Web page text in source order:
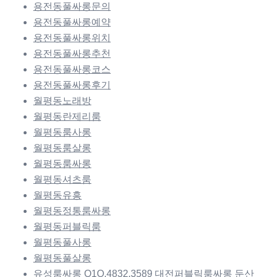
용전동풀싸롱문의
용전동풀싸롱예약
용전동풀싸롱위치
용전동풀싸롱추천
용전동풀싸롱코스
용전동풀싸롱후기
월평동노래방
월평동란제리룸
월평동룸사롱
월평동룸살롱
월평동룸싸롱
월평동셔츠룸
월평동유흥
월평동정통룸싸롱
월평동퍼블릭룸
월평동풀사롱
월평동풀살롱
유성룸싸롱 O1O.4832.3589 대전퍼블릭룸싸롱 둔산